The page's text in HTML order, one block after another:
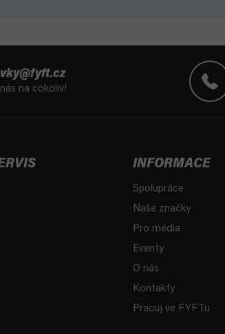
na cokoliv!
INFORMACE
Spolupráce
Naše značky
Pro média
Eventy
O nás
Kontakty
Pracuj ve FYFTu